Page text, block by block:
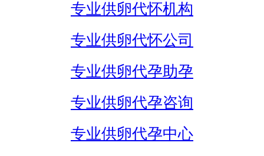
专业供卵代怀机构
专业供卵代怀公司
专业供卵代孕助孕
专业供卵代孕咨询
专业供卵代孕中心